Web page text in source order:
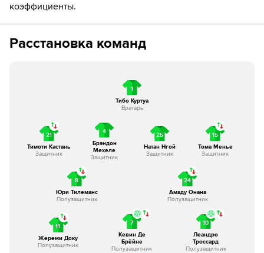
85´
87´ГОЛ!
Игрок "Бельгия" Диего Морейра получает жёлтую
коэффициенты.
Расстановка команд
1
Тибо Куртуа
Вратарь
21
Тимоти Кастань
Защитник
4
Брэндон
Мехеле
Защитник
25
Натан Нгой
Защитник
15
Тома Менье
Защитник
8
Юри Тилеманс
Полузащитник
24
Амаду Онана
Полузащитник
11
Жереми Доку
Полузащитник
7
Кевин Де
Брёйне
Полузащитник
10
Леандро
Троссард
Полузащитник